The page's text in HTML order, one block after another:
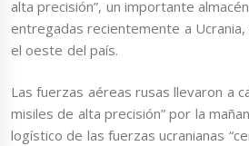
alta precisión”, un importante
entregadas recientemente a
el oeste del país.
Las fuerzas aéreas rusas llevaron a
misiles de alta precisión” por la
logístico de las fuerzas ucranianas